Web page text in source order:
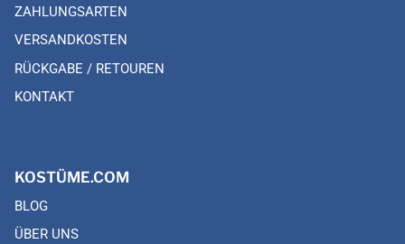
ZAHLUNGSARTEN
VERSANDKOSTEN
RÜCKGABE / RETOUREN
KONTAKT
KOSTÜME.COM
BLOG
ÜBER UNS